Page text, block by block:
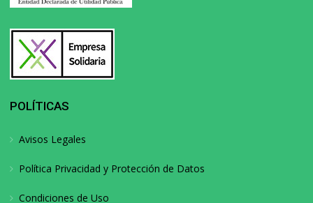
POLÍTICAS
Avisos Legales
Política Privacidad y Protección de Datos
Condiciones de Uso